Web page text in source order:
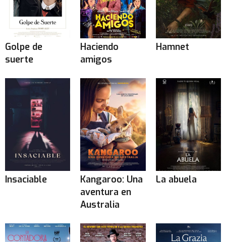
Golpe de
suerte
Haciendo
amigos
Hamnet
Insaciable
Kangaroo: Una
aventura en
Australia
La abuela